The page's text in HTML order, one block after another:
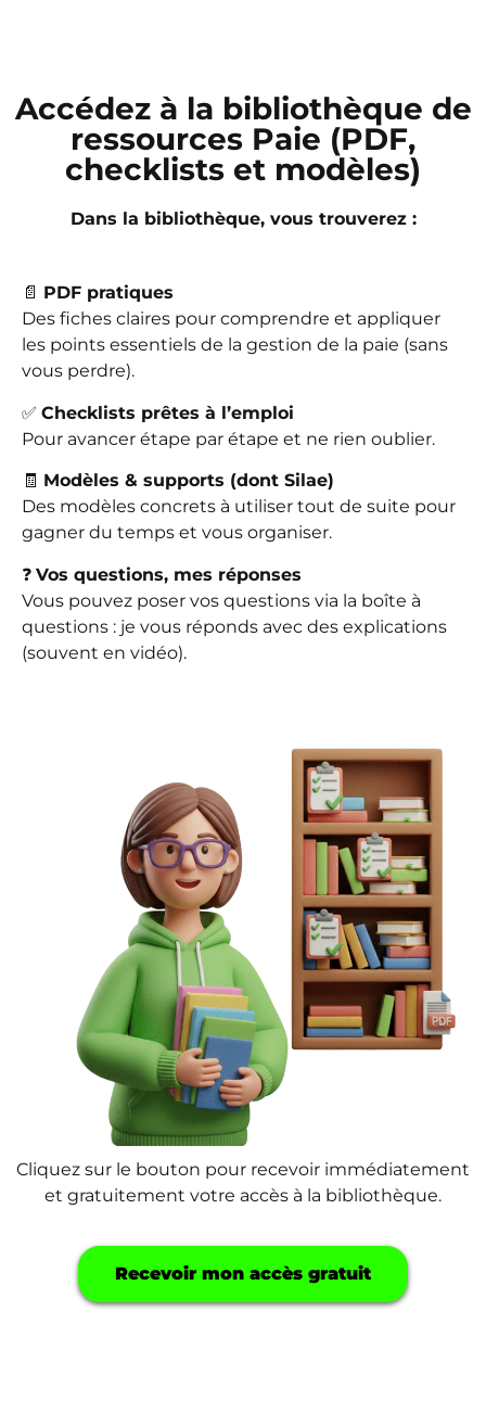
Accédez à la bibliothèque de
ressources Paie (PDF,
checklists et modèles)
Dans la bibliothèque, vous trouverez :
📄 PDF pratiques
Des fiches claires pour comprendre et appliquer
les points essentiels de la gestion de la paie (sans
vous perdre).
✅ Checklists prêtes à l’emploi
Pour avancer étape par étape et ne rien oublier.
🧾 Modèles & supports (dont Silae)
Des modèles concrets à utiliser tout de suite pour
gagner du temps et vous organiser.
❓ Vos questions, mes réponses
Vous pouvez poser vos questions via la boîte à
questions : je vous réponds avec des explications
(souvent en vidéo).
Cliquez sur le bouton pour recevoir immédiatement
et gratuitement votre accès à la bibliothèque.
Recevoir mon accès gratuit